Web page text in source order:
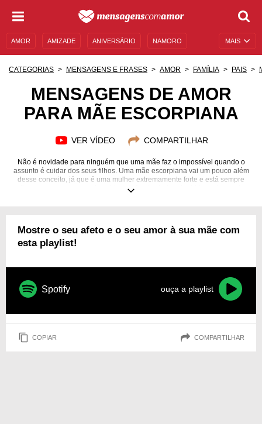
MAIS
AMOR AMIZADE ANIVERSÁRIO NAMORO
MENSAGENS E FRASES MENSAGENS DE ANIVERSÁRIO
CATEGORIAS MENSAGENS E FRASES AMOR FAMÍLIA PAIS
MENSAGENS DE AMOR
PARA MÃE ESCORPIANA
VER VÍDEO COMPARTILHAR
Não é novidade para ninguém que uma mãe faz o impossível quando o
assunto é cuidar dos seus filhos. Uma mãe escorpiana vai um pouco além
desse conceito, já que é uma mulher extremamente forte e está sempre
disposta a superar as adversidades. A sabedoria adquirida ao longo da
mãe escorpiana querida com este conteúdo cheio de carinho!
Mostre o seu afeto e o seu amor à sua mãe com
esta playlist!
Spotify ouça a playlist
COPIAR COMPARTILHAR